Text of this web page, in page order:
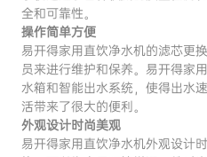
全和可靠性。
操作简单方便
易开得家用直饮净水机的滤芯更
员来进行维护和保养。易开得家
水箱和智能出水系统，使得出水
活带来了很大的便利。
外观设计时尚美观
易开得家用直饮净水机外观设计